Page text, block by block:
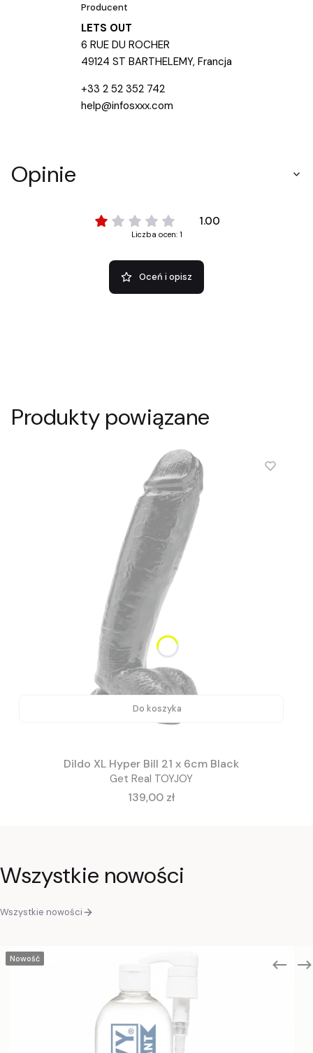
Producent
LETS OUT
6 RUE DU ROCHER
49124 ST BARTHELEMY, Francja
+33 2 52 352 742
help@infosxxx.com
Opinie
1.00
Liczba ocen: 1
Oceń i opisz
Produkty powiązane
Do koszyka
Dildo XL Hyper Bill 21 x 6cm Black
Get Real TOYJOY
Cena
139,00 zł
Wszystkie nowości
Wszystkie nowości
Nowość